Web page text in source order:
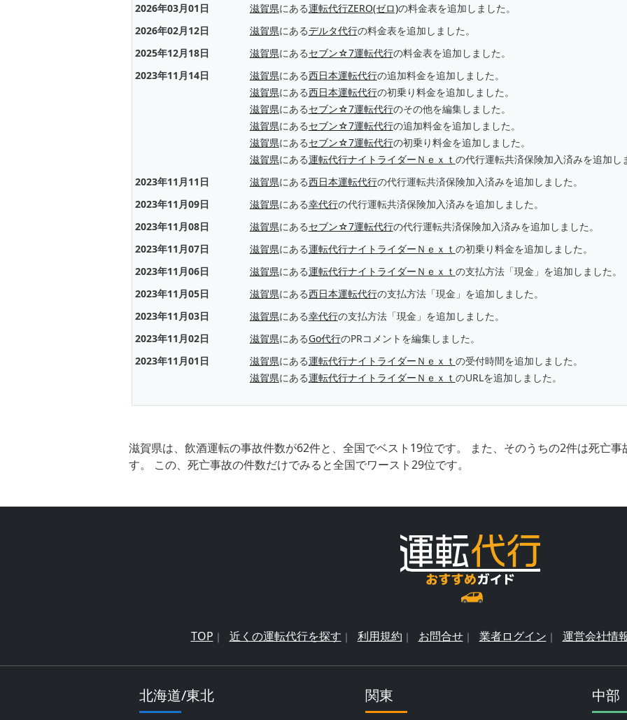
2026年03月01日
滋賀県にある運転代行ZERO(ゼロ)の料金表を追加しました。
2026年02月12日
滋賀県にあるデルタ代行の料金表を追加しました。
2025年12月18日
滋賀県にあるセブン☆7運転代行の料金表を追加しました。
2023年11月14日
滋賀県にある西日本運転代行の追加料金を追加しました。
滋賀県にある西日本運転代行の初乗り料金を追加しました。
滋賀県にあるセブン☆7運転代行のその他を編集しました。
滋賀県にあるセブン☆7運転代行の追加料金を追加しました。
滋賀県にあるセブン☆7運転代行の初乗り料金を追加しました。
滋賀県にある運転代行ナイトライダーＮｅｘｔ の代行運転共済保険加入済みを追加し
2023年11月11日
滋賀県にある西日本運転代行の代行運転共済保険加入済みを追加しました。
2023年11月09日
滋賀県にある幸代行の代行運転共済保険加入済みを追加しました。
2023年11月08日
滋賀県にあるセブン☆7運転代行の代行運転共済保険加入済みを追加しました。
2023年11月07日
滋賀県にある運転代行ナイトライダーＮｅｘｔ の初乗り料金を追加しました。
2023年11月06日
滋賀県にある運転代行ナイトライダーＮｅｘｔ の支払方法「現金」を追加しました。
2023年11月05日
滋賀県にある西日本運転代行の支払方法「現金」を追加しました。
2023年11月03日
滋賀県にある幸代行の支払方法「現金」を追加しました。
2023年11月02日
滋賀県にあるGo代行のPRコメントを編集しました。
2023年11月01日
滋賀県にある運転代行ナイトライダーＮｅｘｔ の受付時間を追加しました。
滋賀県にある運転代行ナイトライダーＮｅｘｔ のURLを追加しました。
滋賀県は、飲酒運転の事故件数が62件と、全国でベスト19位です。 また、そのうちの2件は死亡
す。 この、死亡事故の件数だけでみると全国でワースト29位です。
TOP 近くの運転代行を探す 利用規約 お問合せ 業者ログイン 運営会社情
北海道/東北 関東 中部